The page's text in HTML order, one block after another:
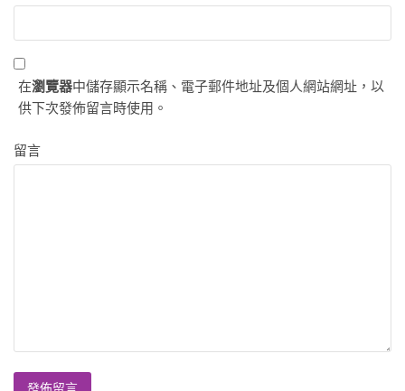
在瀏覽器中儲存顯示名稱、電子郵件地址及個人網站網址，以
供下次發佈留言時使用。
留言